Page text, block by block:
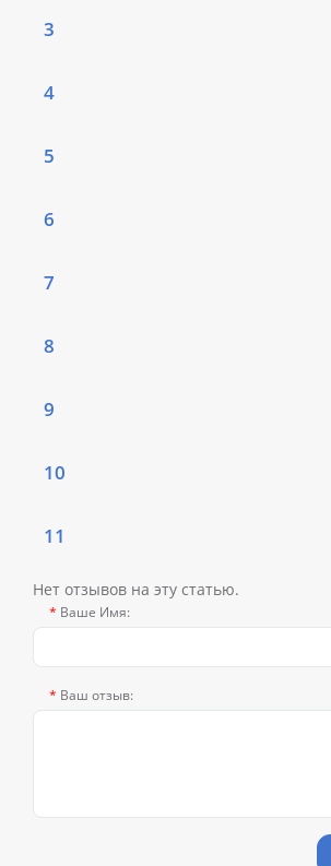
3
4
5
6
7
8
9
10
11
Нет отзывов на эту статью.
Ваше Имя:
Ваш отзыв: